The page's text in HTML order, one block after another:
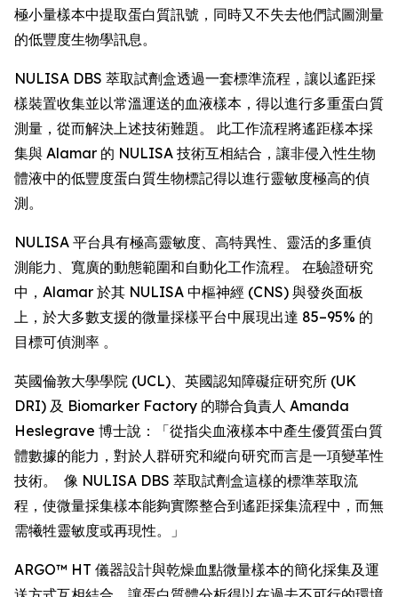
極小量樣本中提取蛋白質訊號，同時又不失去他們試圖測量
的低豐度生物學訊息。
NULISA DBS 萃取試劑盒透過一套標準流程，讓以遙距採
樣裝置收集並以常溫運送的血液樣本，得以進行多重蛋白質
測量，從而解決上述技術難題。 此工作流程將遙距樣本採
集與 Alamar 的 NULISA 技術互相結合，讓非侵入性生物
體液中的低豐度蛋白質生物標記得以進行靈敏度極高的偵
測。
NULISA 平台具有極高靈敏度、高特異性、靈活的多重偵
測能力、寬廣的動態範圍和自動化工作流程。 在驗證研究
中，Alamar 於其 NULISA 中樞神經 (CNS) 與發炎面板
上，於大多數支援的微量採樣平台中展現出達 85–95% 的
目標可偵測率 。
英國倫敦大學學院 (UCL)、英國認知障礙症研究所 (UK
DRI) 及 Biomarker Factory 的聯合負責人 Amanda
Heslegrave 博士說：「從指尖血液樣本中產生優質蛋白質
體數據的能力，對於人群研究和縱向研究而言是一項變革性
技術。 像 NULISA DBS 萃取試劑盒這樣的標準萃取流
程，使微量採集樣本能夠實際整合到遙距採集流程中，而無
需犧牲靈敏度或再現性。」
ARGO™ HT 儀器設計與乾燥血點微量樣本的簡化採集及運